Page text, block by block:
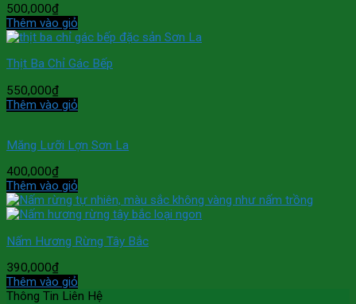
500,000₫
Thêm vào giỏ
Thịt Ba Chỉ Gác Bếp
550,000₫
Thêm vào giỏ
Măng Lưỡi Lợn Sơn La
400,000₫
Thêm vào giỏ
Nấm Hương Rừng Tây Bắc
390,000₫
Thêm vào giỏ
Thông Tin Liên Hệ